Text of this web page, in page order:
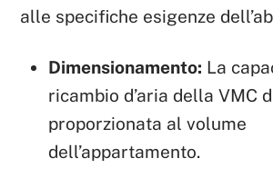
alle specifiche esigenze
Dimensionamento: La
ricambio d’aria della VMC
proporzionata al volume
dell’appartamento.